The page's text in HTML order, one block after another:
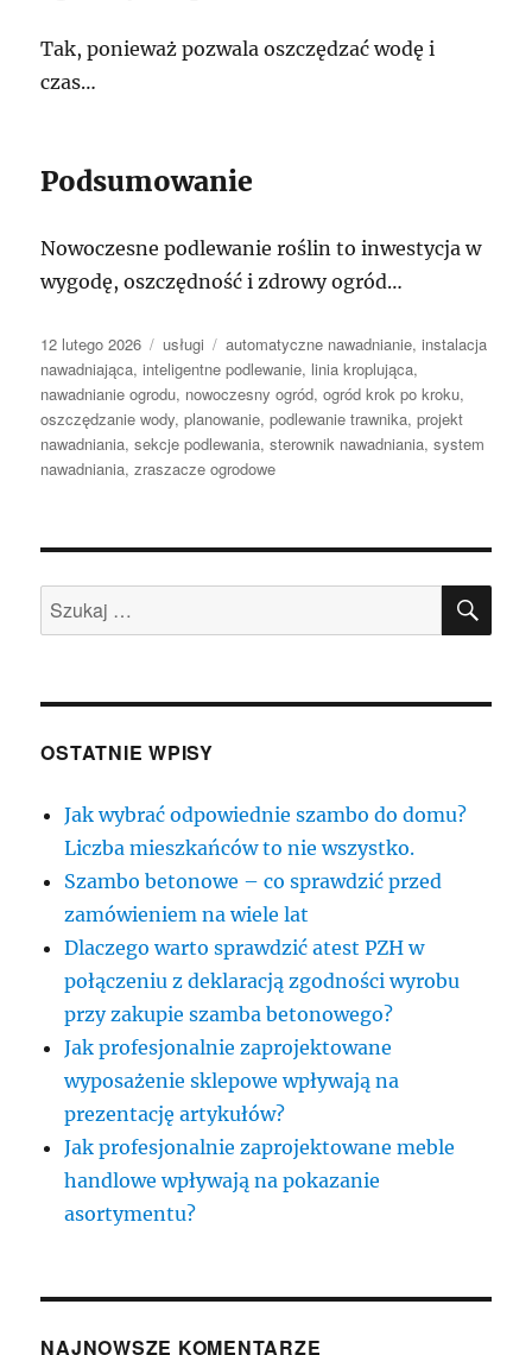
Tak, ponieważ pozwala oszczędzać wodę i
czas…
Podsumowanie
Nowoczesne podlewanie roślin to inwestycja w
wygodę, oszczędność i zdrowy ogród…
Data
publikacji
12 lutego 2026 Kategorie
usługi Tagi
automatyczne nawadnianie,instalacja
nawadniająca,inteligentne podlewanie, linia kroplująca,
nawadnianie ogrodu, nowoczesny ogród,ogród krok po kroku,
oszczędzanie wody,planowanie,podlewanie trawnika,projekt
nawadniania,sekcje podlewania,sterownik nawadniania,system
nawadniania,zraszacze ogrodowe
Szukaj:
OSTATNIE WPISY
Jak wybrać odpowiednie szambo do domu?
Liczba mieszkańców to nie wszystko.
Szambo betonowe – co sprawdzić przed
zamówieniem na wiele lat
Dlaczego warto sprawdzić atest PZH w
połączeniu z deklaracją zgodności wyrobu
przy zakupie szamba betonowego?
Jak profesjonalnie zaprojektowane
wyposażenie sklepowe wpływają na
prezentację artykułów?
Jak profesjonalnie zaprojektowane meble
handlowe wpływają na pokazanie
asortymentu?
NAJNOWSZE KOMENTARZE